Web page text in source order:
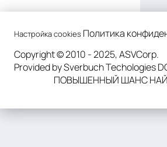
Настройка cookies Политика
Copyright © 2010 - 2025, ASVCorp.
Provided by Sverbuch Techologies
ПОВЫШЕННЫЙ ШАНС